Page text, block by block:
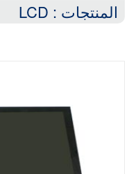
المنتجات : LCD